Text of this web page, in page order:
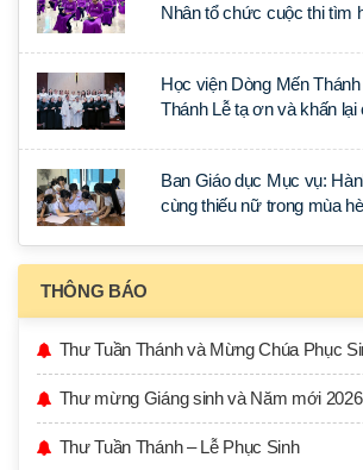
Nhân tổ chức cuộc thi tìm
Học viện Dòng Mến
Thánh Lễ tạ ơn và khấn lại
Ban Giáo dục Mục vụ:
cùng thiếu nữ trong mùa
THÔNG BÁO
Thư Tuần Thánh và Mừng Chúa Phục
Thư mừng Giáng sinh và Năm mới 2026
Thư Tuần Thánh – Lễ Phục Sinh